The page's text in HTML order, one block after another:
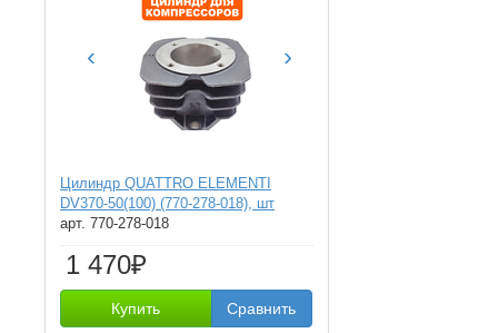
‹ ›
Цилиндр QUATTRO ELEMENTI
DV370-50(100) (770-278-018), шт
арт. 770-278-018
1 470₽
Купить Сравнить